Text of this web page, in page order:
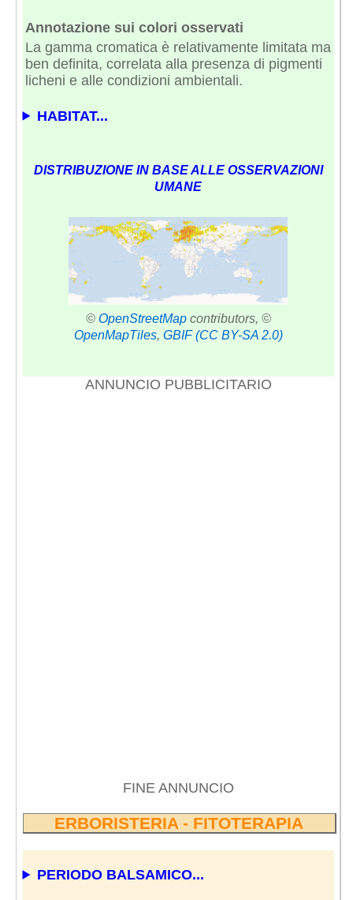
Annotazione sui colori osservati
La gamma cromatica è relativamente limitata ma
ben definita, correlata alla presenza di pigmenti
licheni e alle condizioni ambientali.
HABITAT...
DISTRIBUZIONE IN BASE ALLE OSSERVAZIONI
UMANE
© OpenStreetMapcontributors, ©
OpenMapTiles, GBIF (CC BY-SA 2.0)
ANNUNCIO PUBBLICITARIO
FINE ANNUNCIO
ERBORISTERIA - FITOTERAPIA
PERIODO BALSAMICO...